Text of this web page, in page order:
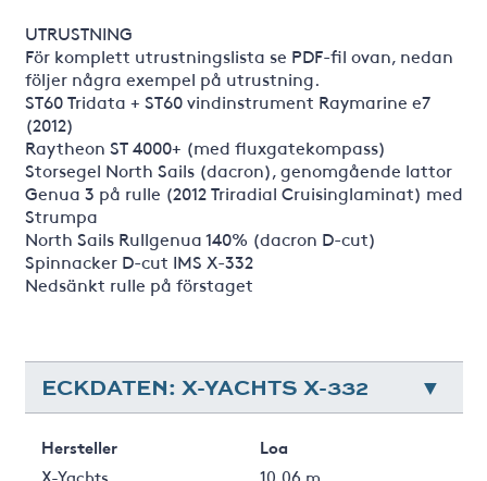
UTRUSTNING
För komplett utrustningslista se PDF-fil ovan, nedan
följer några exempel på utrustning.
ST60 Tridata + ST60 vindinstrument Raymarine e7
(2012)
Raytheon ST 4000+ (med fluxgatekompass)
Storsegel North Sails (dacron), genomgående lattor
Genua 3 på rulle (2012 Triradial Cruisinglaminat) med
Strumpa
North Sails Rullgenua 140% (dacron D-cut)
Spinnacker D-cut IMS X-332
Nedsänkt rulle på förstaget
ECKDATEN: X-YACHTS X-332
Hersteller
X-Yachts
Loa
10.06 m